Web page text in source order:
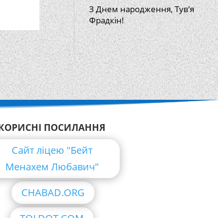
З Днем народження, Тув’я
Фрадкін!
ПОСИЛАННЯ
Сайт ліцею "Бейт
Менахем Любавич"
CHABAD.ORG